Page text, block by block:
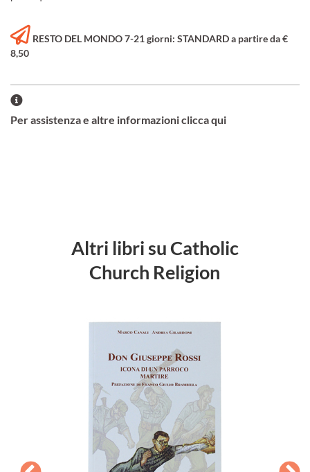
RESTO DEL MONDO 7-21 giorni: STANDARD a partire da €
8,50
Per assistenza e altre informazioni clicca qui
Altri libri su Catholic
Church Religion